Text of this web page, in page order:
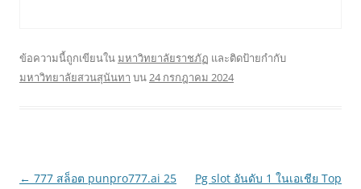
ข้อความนี้ถูกเขียนในมหาวิทยาลัยราชภัฏ และติดป้ายกำกับ
มหาวิทยาลัยสวนสุนันทา บน24 กรกฎาคม 2024
เมนู
← 777 สล็อต punpro777.ai 25
Pg slot อันดับ 1 ในเอเชีย Top